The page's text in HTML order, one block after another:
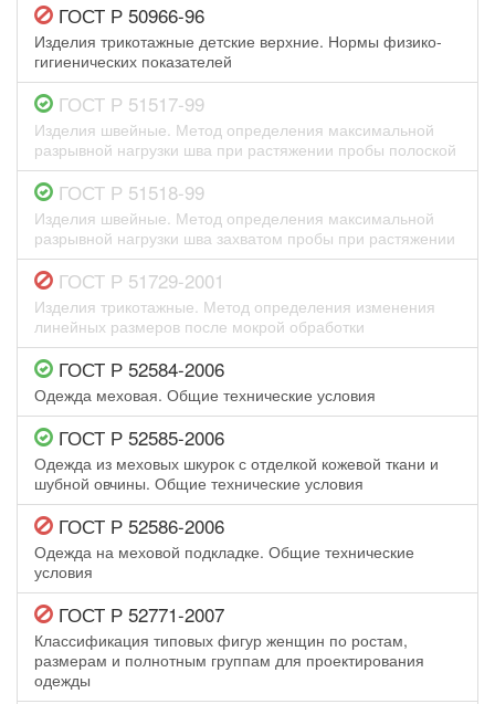
ГОСТ Р 50966-96
Изделия трикотажные детские верхние. Нормы физико-
гигиенических показателей
ГОСТ Р 51517-99
Изделия швейные. Метод определения максимальной
разрывной нагрузки шва при растяжении пробы полоской
ГОСТ Р 51518-99
Изделия швейные. Метод определения максимальной
разрывной нагрузки шва захватом пробы при растяжении
ГОСТ Р 51729-2001
Изделия трикотажные. Метод определения изменения
линейных размеров после мокрой обработки
ГОСТ Р 52584-2006
Одежда меховая. Общие технические условия
ГОСТ Р 52585-2006
Одежда из меховых шкурок с отделкой кожевой ткани и
шубной овчины. Общие технические условия
ГОСТ Р 52586-2006
Одежда на меховой подкладке. Общие технические
условия
ГОСТ Р 52771-2007
Классификация типовых фигур женщин по ростам,
размерам и полнотным группам для проектирования
одежды